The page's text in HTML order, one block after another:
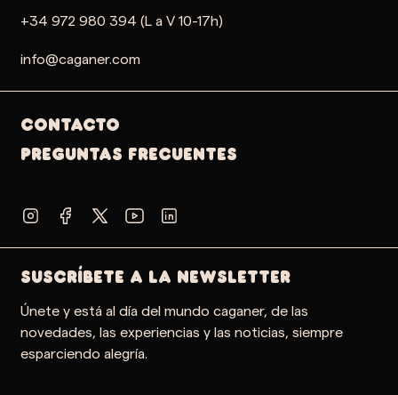
+34 972 980 394 (L a V 10-17h)
info@caganer.com
Contacto
PREGUNTAS FRECUENTES
SUSCRÍBETE A LA NEWSLETTER
Únete y está al día del mundo caganer, de las
novedades, las experiencias y las noticias, siempre
esparciendo alegría.